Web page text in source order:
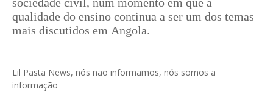
qualidade do ensino continua a ser um dos temas
mais discutidos em Angola.
Lil Pasta News, nós não informamos, nós somos a
informação